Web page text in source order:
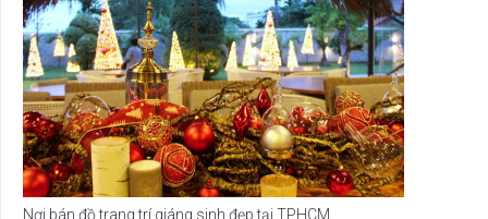
Nơi bán đồ trang trí giáng sinh đẹp tại TPHCM